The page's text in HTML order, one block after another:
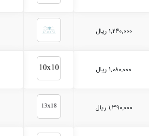
۱,۲۴۰,۰۰۰ ریال
۱,۰۸۰,۰۰۰ ریال
۱,۳۹۰,۰۰۰ ریال